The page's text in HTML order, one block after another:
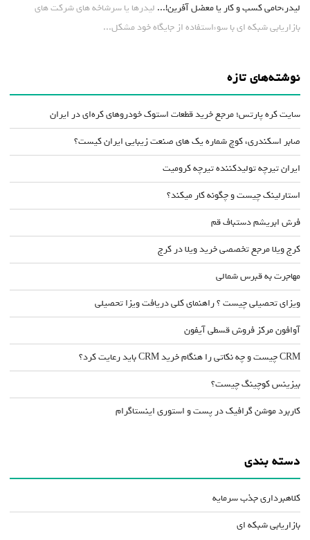
لیدر،حامی کسب و کار یا معضل آفرین!... لیدرها یا سرشاخه های شرکت های
بازاریابی شبکه ای با سوءاستفاده از جایگاه خود مشکل...
نوشته‌های تازه
سایت کره پارتس؛ مرجع خرید قطعات استوک خودروهای کره‌ای در ایران
صابر اسکندری، کوچ شماره یک های صنعت زیبایی ایران کیست؟
ایران تیرچه تولیدکننده تیرچه کرومیت
استارلینک چیست و چگونه کار میکند؟
فرش ابریشم دستباف قم
کرج ویلا مرجع تخصصی خرید ویلا در کرج
مهاجرت به قبرس شمالی
ویزای تحصیلی چیست ؟ راهنمای کلی دریافت ویزا تحصیلی
آوافون مرکز فروش قسطی آیفون
CRM چیست و چه نکاتی را هنگام خرید CRM باید رعایت کرد؟
بیزینس کوچینگ چیست؟
کاربرد موشن گرافیک در پست و استوری اینستاگرام
دسته بندی
کلاهبرداری جذب سرمایه
بازاریابی شبکه ای